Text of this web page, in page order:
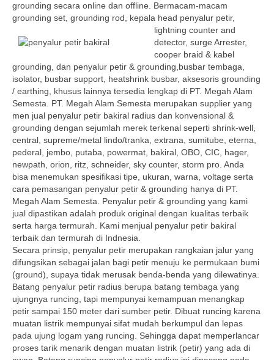
grounding secara online dan offline. Bermacam-macam
grounding set, grounding rod, kepala head penyalur petir,
lightning counter and
detector, surge Arrester,
cooper braid & kabel
grounding, dan penyalur petir & grounding,busbar tembaga,
isolator, busbar support, heatshrink busbar, aksesoris grounding
/ earthing, khusus lainnya tersedia lengkap di PT. Megah Alam
Semesta. PT. Megah Alam Semesta merupakan supplier yang
men jual penyalur petir bakiral radius dan konvensional &
grounding dengan sejumlah merek terkenal seperti shrink-well,
central, supreme/metal lindo/tranka, extrana, sumitube, eterna,
pederal, jembo, putaba, powermat, bakiral, OBO, CIC, hager,
newpath, orion, ritz, schneider, sky counter, storm pro. Anda
bisa menemukan spesifikasi tipe, ukuran, warna, voltage serta
cara pemasangan penyalur petir & grounding hanya di PT.
Megah Alam Semesta. Penyalur petir & grounding yang kami
jual dipastikan adalah produk original dengan kualitas terbaik
serta harga termurah. Kami menjual penyalur petir bakiral
terbaik dan termurah di Indnesia.
Secara prinsip, penyalur petir merupakan rangkaian jalur yang
difungsikan sebagai jalan bagi petir menuju ke permukaan bumi
(ground), supaya tidak merusak benda-benda yang dilewatinya.
Batang penyalur petir radius berupa batang tembaga yang
ujungnya runcing, tapi mempunyai kemampuan menangkap
petir sampai 150 meter dari sumber petir. Dibuat runcing karena
muatan listrik mempunyai sifat mudah berkumpul dan lepas
pada ujung logam yang runcing. Sehingga dapat memperlancar
proses tarik menarik dengan muatan listrik (petir) yang ada di